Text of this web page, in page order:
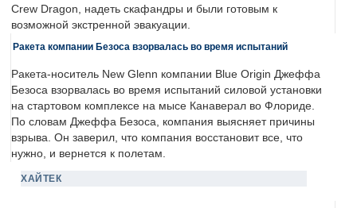
Crew Dragon, надеть скафандры и были готовым к
возможной экстренной эвакуации.
Ракета компании Безоса взорвалась во время испытаний
Ракета-носитель New Glenn компании Blue Origin Джеффа
Безоса взорвалась во время испытаний силовой установки
на стартовом комплексе на мысе Канаверал во Флориде.
По словам Джеффа Безоса, компания выясняет причины
взрыва. Он заверил, что компания восстановит все, что
нужно, и вернется к полетам.
ХАЙТЕК